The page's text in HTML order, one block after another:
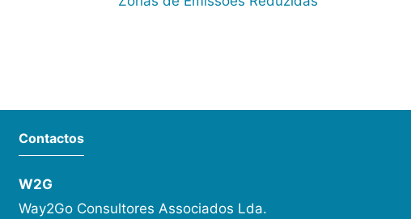
Contactos
W2G
Way2Go Consultores Associados Lda.